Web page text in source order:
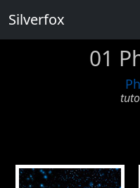
Silverfox
01